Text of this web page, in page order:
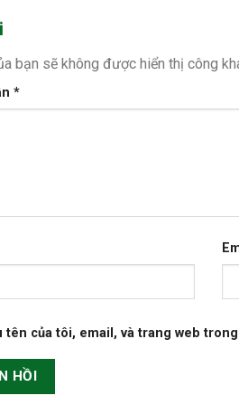
bạn sẽ không được hiển thị công
*
tên của tôi, email, và trang web